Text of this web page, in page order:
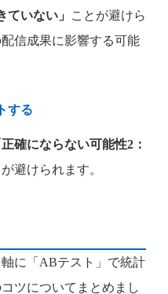
ていない」
ことが避けら
信成果に影響する可能
する
正確にならない可能性2：
避けられます。
に「ABテスト」で統計
ツについてまとめまし